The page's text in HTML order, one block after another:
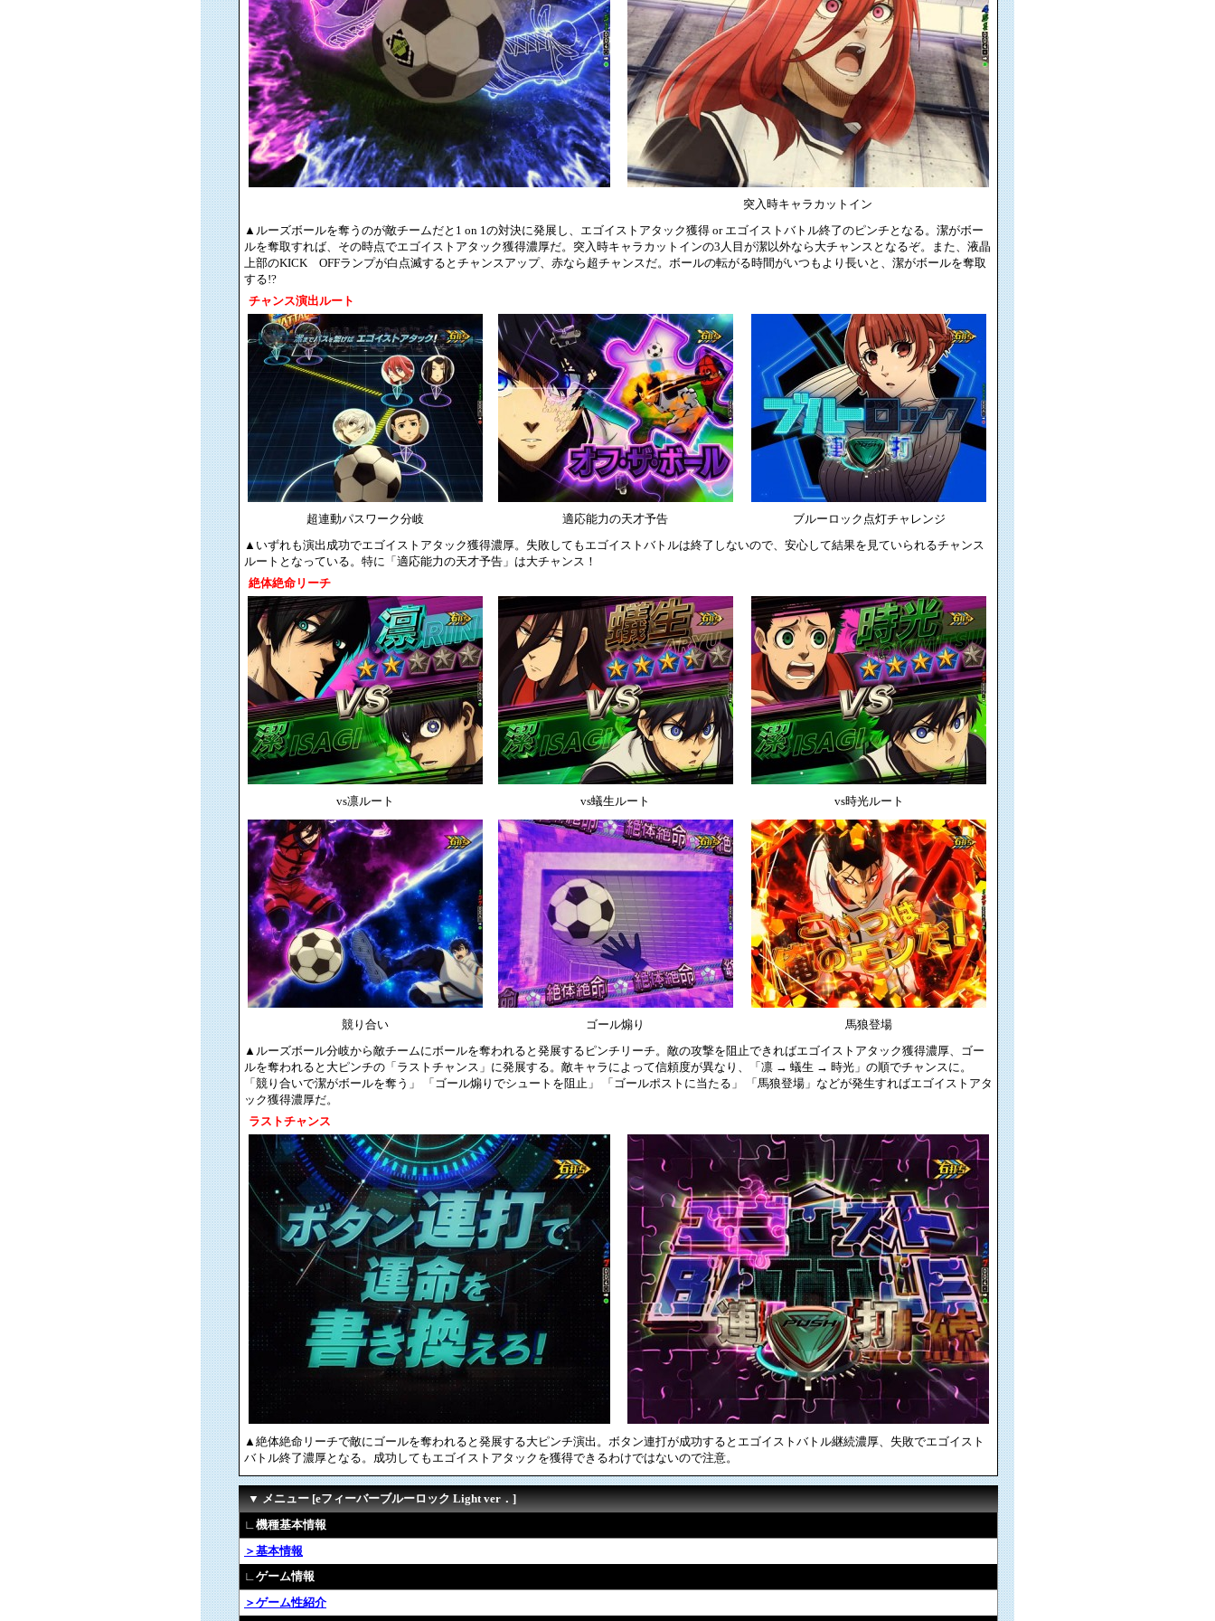
突入時キャラカットイン
▲ルーズボールを奪うのが敵チームだと1 on 1の対決に発展し、エゴイストアタック獲得 or エゴイストバトル終了のピンチとなる。潔がボー
ルを奪取すれば、その時点でエゴイストアタック獲得濃厚だ。突入時キャラカットインの3人目が潔以外なら大チャンスとなるぞ。また、液晶
上部のKICK OFFランプが白点滅するとチャンスアップ、赤なら超チャンスだ。ボールの転がる時間がいつもより長いと、潔がボールを奪取
する!?
チャンス演出ルート
超連動パスワーク分岐 適応能力の天才予告
ブルーロック点灯チャレンジ
▲いずれも演出成功でエゴイストアタック獲得濃厚。失敗してもエゴイストバトルは終了しないので、安心して結果を見ていられるチャンス
ルートとなっている。特に「適応能力の天才予告」は大チャンス！
絶体絶命リーチ
vs凛ルート vs蟻生ルート vs時光ルート
競り合い ゴール煽り
馬狼登場
▲ルーズボール分岐から敵チームにボールを奪われると発展するピンチリーチ。敵の攻撃を阻止できればエゴイストアタック獲得濃厚、ゴー
ルを奪われると大ピンチの「ラストチャンス」に発展する。敵キャラによって信頼度が異なり、「凛 → 蟻生 → 時光」の順でチャンスに。
「競り合いで潔がボールを奪う」 「ゴール煽りでシュートを阻止」 「ゴールポストに当たる」 「馬狼登場」などが発生すればエゴイストアタ
ック獲得濃厚だ。
ラストチャンス
▲絶体絶命リーチで敵にゴールを奪われると発展する大ピンチ演出。ボタン連打が成功するとエゴイストバトル継続濃厚、失敗でエゴイスト
バトル終了濃厚となる。成功してもエゴイストアタックを獲得できるわけではないので注意。
▼ メニュー [eフィーバーブルーロック Light ver．]
∟機種基本情報
＞基本情報
∟ゲーム情報
＞ゲーム性紹介